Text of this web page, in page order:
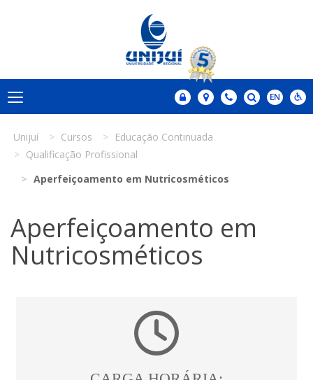
Unijuí Cursos
Educação Continuada
Qualificação Profissional
Aperfeiçoamento em Nutricosméticos
Aperfeiçoamento em
Nutricosméticos